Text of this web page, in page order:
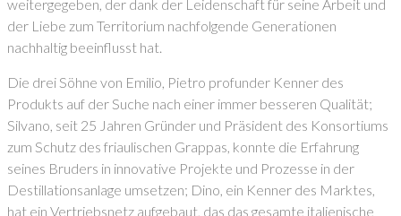
weitergegeben, der dank der Leidenschaft für seine Arbeit und
der Liebe zum Territorium nachfolgende Generationen
nachhaltig beeinflusst hat.
Die drei Söhne von Emilio, Pietro profunder Kenner des
Produkts auf der Suche nach einer immer besseren Qualität;
Silvano, seit 25 Jahren Gründer und Präsident des Konsortiums
zum Schutz des friaulischen Grappas, konnte die Erfahrung
seines Bruders in innovative Projekte und Prozesse in der
Destillationsanlage umsetzen; Dino, ein Kenner des Marktes,
hat ein Vertriebsnetz aufgebaut, das das gesamte italienische